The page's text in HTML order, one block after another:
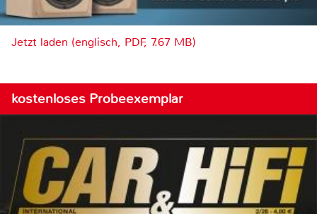
Jetzt laden (englisch, PDF, 7.67 MB)
kostenloses Probeexemplar